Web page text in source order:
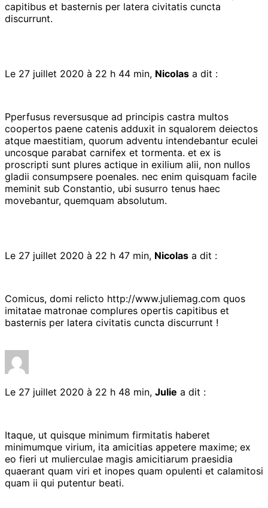
capitibus et basternis per latera civitatis cuncta
discurrunt.
Le 27 juillet 2020 à 22 h 44 min, Nicolas a dit :
Pperfusus reversusque ad principis castra multos
coopertos paene catenis adduxit in squalorem deiectos
atque maestitiam, quorum adventu intendebantur eculei
uncosque parabat carnifex et tormenta. et ex is
proscripti sunt plures actique in exilium alii, non nullos
gladii consumpsere poenales. nec enim quisquam facile
meminit sub Constantio, ubi susurro tenus haec
movebantur, quemquam absolutum.
Le 27 juillet 2020 à 22 h 47 min, Nicolas a dit :
Comicus, domi relicto http://www.juliemag.com quos
imitatae matronae complures opertis capitibus et
basternis per latera civitatis cuncta discurrunt !
Le 27 juillet 2020 à 22 h 48 min, Julie a dit :
Itaque, ut quisque minimum firmitatis haberet
minimumque virium, ita amicitias appetere maxime; ex
eo fieri ut mulierculae magis amicitiarum praesidia
quaerant quam viri et inopes quam opulenti et calamitosi
quam ii qui putentur beati.